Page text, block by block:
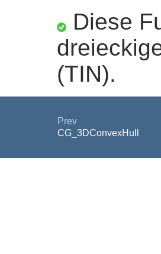
Diese
(TIN).
Prev
CG_3DConvexHull